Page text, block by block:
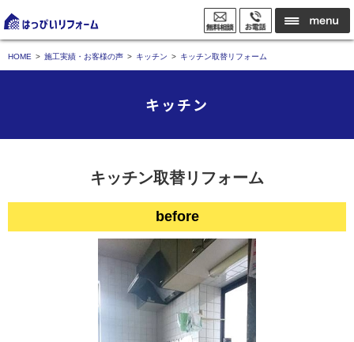
HOME 施工実績・お客様の声 キッチン キッチン取替リフォーム
キッチン
キッチン取替リフォーム
before